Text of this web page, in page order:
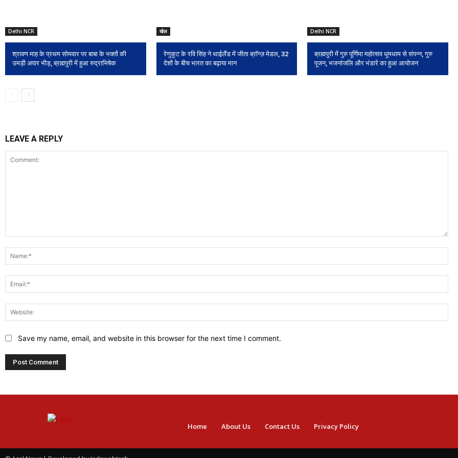
Delhi NCR
श्रावण माह के प्रथम सोमवार पर बाबा के भक्तों की
उमड़ी अपार भीड़, ब्रह्मपुरी में हुआ रुद्राभिषेक
खेल
रेणुकूट के रवि सिंह ने थाईलैंड में जीता ब्रॉन्ज़ मेडल, 32
देशों के बीच भारत का बढ़ाया मान
Delhi NCR
ब्रह्मपुरी में गुरु पूर्णिमा महोत्सव धूमधाम से संपन्न, गुरु
पूजन, भजनांजलि और भंडारे का हुआ आयोजन
LEAVE A REPLY
Save my name, email, and website in this browser for the next time I comment.
Home About Us Contact Us Privacy Policy